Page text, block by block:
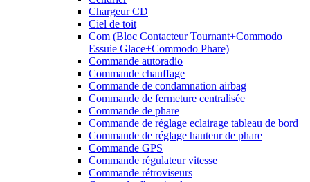
Chargeur CD
Ciel de toit
Com (Bloc Contacteur Tournant+Commodo
Essuie Glace+Commodo Phare)
Commande autoradio
Commande chauffage
Commande de condamnation airbag
Commande de fermeture centralisée
Commande de phare
Commande de réglage eclairage tableau de bord
Commande de réglage hauteur de phare
Commande GPS
Commande régulateur vitesse
Commande rétroviseurs